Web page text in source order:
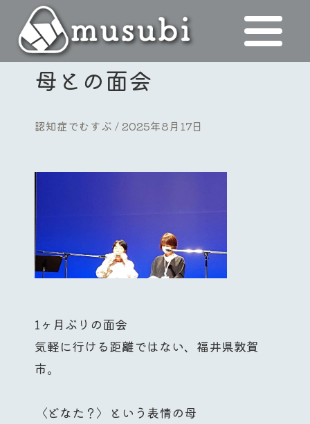
母との面会
認知症でむすぶ 2025年8月17日
1ヶ月ぶりの面会
気軽に行ける距離ではない、福井県敦賀
市。
〈どなた？〉という表情の母